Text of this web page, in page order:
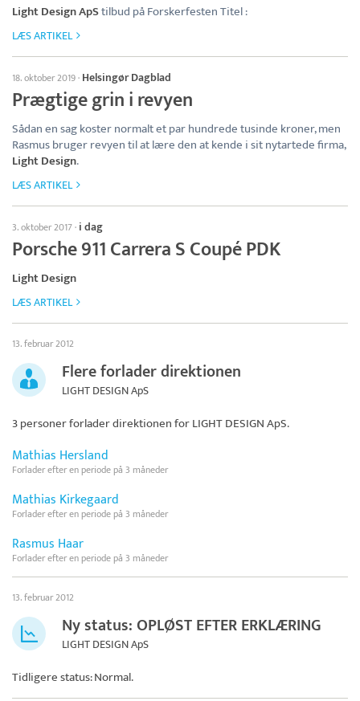
Light Design ApStilbud på Forskerfesten Titel :
LÆS ARTIKEL
18. oktober 2019· Helsingør Dagblad
Prægtige grin i revyen
Sådan en sag koster normalt et par hundrede tusinde kroner, men
Rasmus bruger revyen til at lære den at kende i sit nytartede firma,
Light Design.
LÆS ARTIKEL
3. oktober 2017· i dag
Porsche 911 Carrera S Coupé PDK
Light Design
LÆS ARTIKEL
13. februar 2012
Flere forlader direktionen
LIGHT DESIGN ApS
3 personer forlader direktionen forLIGHT DESIGN ApS.
Mathias Hersland
Forlader efter en periode på 3 måneder
Mathias Kirkegaard
Forlader efter en periode på 3 måneder
Rasmus Haar
Forlader efter en periode på 3 måneder
13. februar 2012
Ny status: OPLØST EFTER ERKLÆRING
LIGHT DESIGN ApS
Tidligere status: Normal.